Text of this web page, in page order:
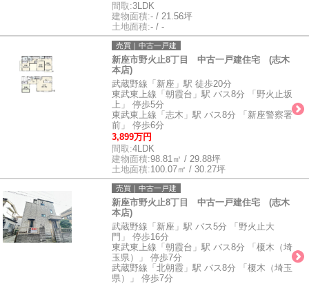
間取:3LDK
建物面積:- / 21.56坪
土地面積:- / -
売買｜中古一戸建
新座市野火止8丁目 中古一戸建住宅 (志木
本店)
武蔵野線「新座」駅 徒歩20分
東武東上線「朝霞台」駅 バス8分 「野火止坂
上」 停歩5分
東武東上線「志木」駅 バス8分 「新座警察署
前」 停歩6分
3,899万円
間取:4LDK
建物面積:98.81㎡ / 29.88坪
土地面積:100.07㎡ / 30.27坪
売買｜中古一戸建
新座市野火止8丁目 中古一戸建住宅 (志木
本店)
武蔵野線「新座」駅 バス5分 「野火止大
門」 停歩16分
東武東上線「朝霞台」駅 バス8分 「榎木（埼
玉県）」 停歩7分
武蔵野線「北朝霞」駅 バス8分 「榎木（埼玉
県）」 停歩7分